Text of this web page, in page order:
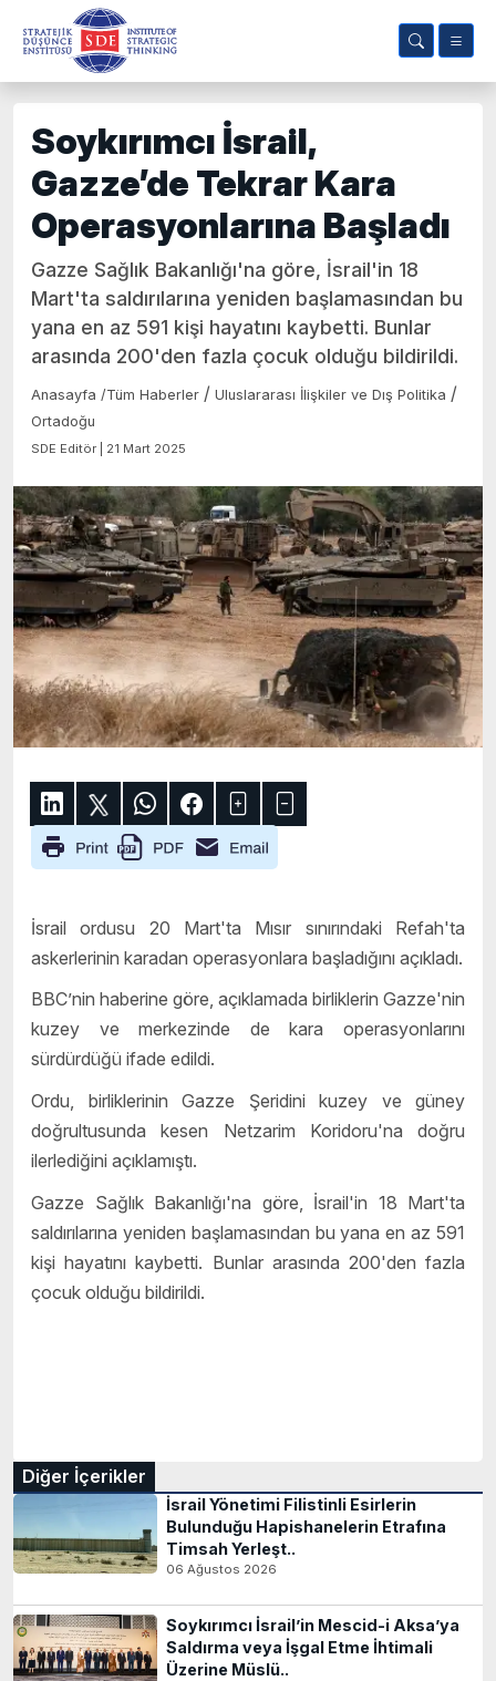
Soykırımcı İsrail,
Gazze’de Tekrar Kara
Operasyonlarına Başladı
Gazze Sağlık Bakanlığı'na göre, İsrail'in 18
Mart'ta saldırılarına yeniden başlamasından bu
yana en az 591 kişi hayatını kaybetti. Bunlar
arasında 200'den fazla çocuk olduğu bildirildi.
Anasayfa /Tüm Haberler / Uluslararası İlişkiler ve Dış Politika /
Ortadoğu
SDE Editör | 21 Mart 2025
İsrail ordusu 20 Mart'ta Mısır sınırındaki Refah'ta
askerlerinin karadan operasyonlara başladığını açıkladı.
BBC’nin haberine göre, açıklamada birliklerin Gazze'nin
kuzey ve merkezinde de kara operasyonlarını
sürdürdüğü ifade edildi.
Ordu, birliklerinin Gazze Şeridini kuzey ve güney
doğrultusunda kesen Netzarim Koridoru'na doğru
ilerlediğini açıklamıştı.
Gazze Sağlık Bakanlığı'na göre, İsrail'in 18 Mart'ta
saldırılarına yeniden başlamasından bu yana en az 591
kişi hayatını kaybetti. Bunlar arasında 200'den fazla
çocuk olduğu bildirildi.
Diğer İçerikler
İsrail Yönetimi Filistinli Esirlerin
Bulunduğu Hapishanelerin Etrafına
Timsah Yerleşt..
06 Ağustos 2026
Soykırımcı İsrail’in Mescid-i Aksa’ya
Saldırma veya İşgal Etme İhtimali
Üzerine Müslü..